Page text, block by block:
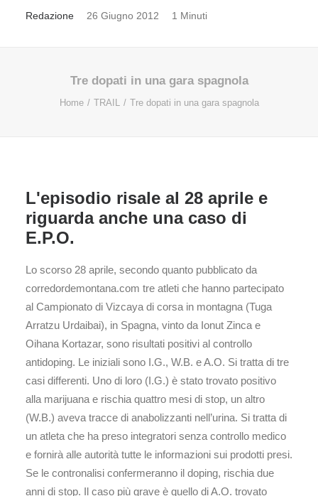
Redazione 26 Giugno 2012 1 Minuti
Tre dopati in una gara spagnola
Home TRAIL Tre dopati in una gara spagnola
L'episodio risale al 28 aprile e
riguarda anche una caso di
E.P.O.
Lo scorso 28 aprile, secondo quanto pubblicato da
corredordemontana.com tre atleti che hanno partecipato
al Campionato di Vizcaya di corsa in montagna (Tuga
Arratzu Urdaibai), in Spagna, vinto da Ionut Zinca e
Oihana Kortazar, sono risultati positivi al controllo
antidoping. Le iniziali sono I.G., W.B. e A.O. Si tratta di tre
casi differenti. Uno di loro (I.G.) è stato trovato positivo
alla marijuana e rischia quattro mesi di stop, un altro
(W.B.) aveva tracce di anabolizzanti nell’urina. Si tratta di
un atleta che ha preso integratori senza controllo medico
e fornirà alle autorità tutte le informazioni sui prodotti presi.
Se le contronalisi confermeranno il doping, rischia due
anni di stop. Il caso più grave è quello di A.O. trovato